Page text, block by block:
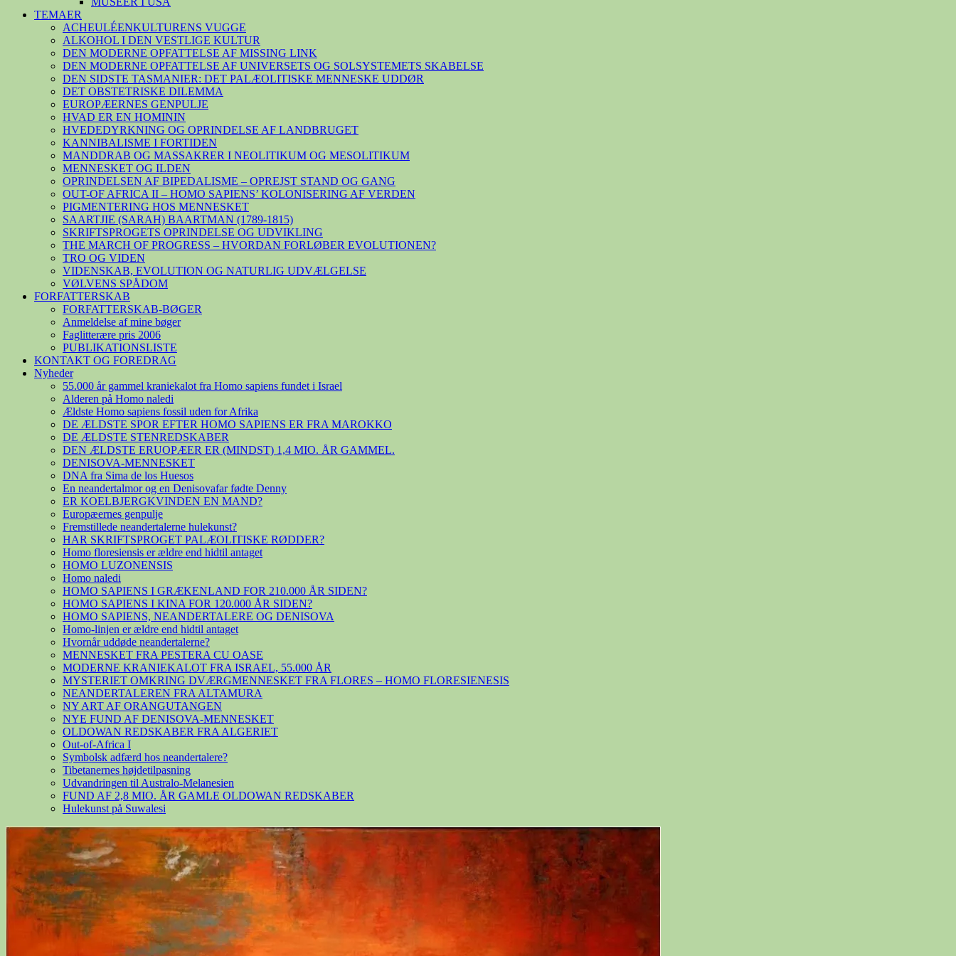
TEMAER
ACHEULÉENKULTURENS VUGGE
ALKOHOL I DEN VESTLIGE KULTUR
DEN MODERNE OPFATTELSE AF MISSING LINK
DEN MODERNE OPFATTELSE AF UNIVERSETS OG SOLSYSTEMETS SKABELSE
DEN SIDSTE TASMANIER: DET PALÆOLITISKE MENNESKE UDDØR
DET OBSTETRISKE DILEMMA
EUROPÆERNES GENPULJE
HVAD ER EN HOMININ
HVEDEDYRKNING OG OPRINDELSE AF LANDBRUGET
KANNIBALISME I FORTIDEN
MANDDRAB OG MASSAKRER I NEOLITIKUM OG MESOLITIKUM
MENNESKET OG ILDEN
OPRINDELSEN AF BIPEDALISME – OPREJST STAND OG GANG
OUT-OF AFRICA II – HOMO SAPIENS’ KOLONISERING AF VERDEN
PIGMENTERING HOS MENNESKET
SAARTJIE (SARAH) BAARTMAN (1789-1815)
SKRIFTSPROGETS OPRINDELSE OG UDVIKLING
THE MARCH OF PROGRESS – HVORDAN FORLØBER EVOLUTIONEN?
TRO OG VIDEN
VIDENSKAB, EVOLUTION OG NATURLIG UDVÆLGELSE
VØLVENS SPÅDOM
FORFATTERSKAB
FORFATTERSKAB-BØGER
Anmeldelse af mine bøger
Faglitterære pris 2006
PUBLIKATIONSLISTE
KONTAKT OG FOREDRAG
Nyheder
55.000 år gammel kraniekalot fra Homo sapiens fundet i Israel
Alderen på Homo naledi
Ældste Homo sapiens fossil uden for Afrika
DE ÆLDSTE SPOR EFTER HOMO SAPIENS ER FRA MAROKKO
DE ÆLDSTE STENREDSKABER
DEN ÆLDSTE ERUOPÆER ER (MINDST) 1,4 MIO. ÅR GAMMEL.
DENISOVA-MENNESKET
DNA fra Sima de los Huesos
En neandertalmor og en Denisovafar fødte Denny
ER KOELBJERGKVINDEN EN MAND?
Europæernes genpulje
Fremstillede neandertalerne hulekunst?
HAR SKRIFTSPROGET PALÆOLITISKE RØDDER?
Homo floresiensis er ældre end hidtil antaget
HOMO LUZONENSIS
Homo naledi
HOMO SAPIENS I GRÆKENLAND FOR 210.000 ÅR SIDEN?
HOMO SAPIENS I KINA FOR 120.000 ÅR SIDEN?
HOMO SAPIENS, NEANDERTALERE OG DENISOVA
Homo-linjen er ældre end hidtil antaget
Hvornår uddøde neandertalerne?
MENNESKET FRA PESTERA CU OASE
MODERNE KRANIEKALOT FRA ISRAEL, 55.000 ÅR
MYSTERIET OMKRING DVÆRGMENNESKET FRA FLORES – HOMO FLORESIENESIS
NEANDERTALEREN FRA ALTAMURA
NY ART AF ORANGUTANGEN
NYE FUND AF DENISOVA-MENNESKET
OLDOWAN REDSKABER FRA ALGERIET
Out-of-Africa I
Symbolsk adfærd hos neandertalere?
Tibetanernes højdetilpasning
Udvandringen til Australo-Melanesien
FUND AF 2,8 MIO. ÅR GAMLE OLDOWAN REDSKABER
Hulekunst på Suwalesi